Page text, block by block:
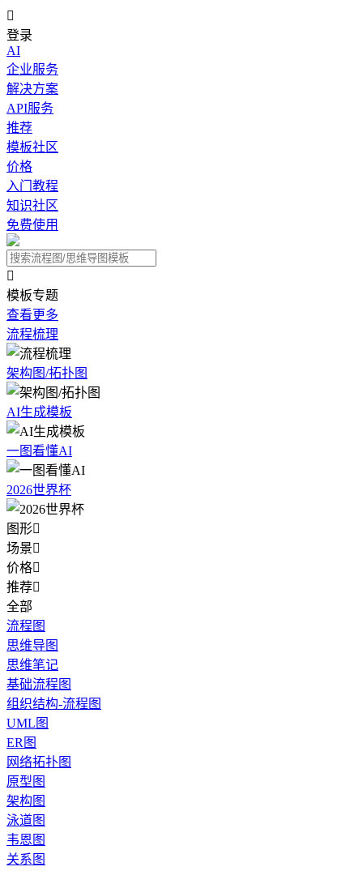

登录
AI
企业服务
解决方案
API服务
推荐
模板社区
价格
入门教程
知识社区
免费使用

模板专题
查看更多
流程梳理
架构图/拓扑图
AI生成模板
一图看懂AI
2026世界杯
图形
场景
价格
推荐
全部
流程图
思维导图
思维笔记
基础流程图
组织结构-流程图
UML图
ER图
网络拓扑图
原型图
架构图
泳道图
韦恩图
关系图